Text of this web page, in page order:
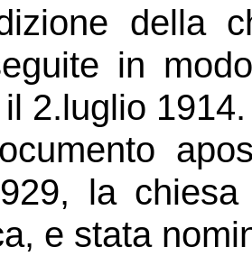
della
in
2.luglio 1914.
la
e stata